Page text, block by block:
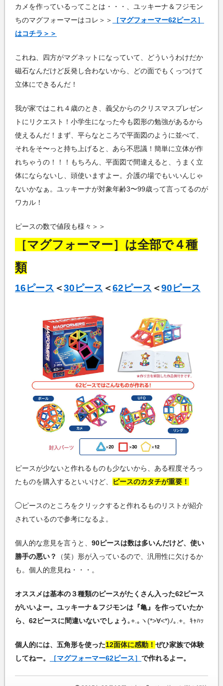
カメを作っているってことは・・・、ユッキーナ＆フジモン
ちのマグフォーマーはコレ＞＞
［マグフォーマー62ピース］
はコチラ＞＞
これね、四方がマグネットになっていて、どういうわけだか
磁石なんだけど反発し合わないから、どの面でもくっつけて
立体にできるんだ！
我が家ではこれ４歳のとき、義父からのクリスマスプレゼン
トにリクエスト！小学生になった今も図形の勉強があるから
使えるんだ！まず、平らなところで平面図のように並べて、
それをそ〜っと持ち上げると、あら不思議！簡単に立体が作
れちゃうの！！！もちろん、平面図で間違えると、うまく立
体にならないし、頭使いますよー。介護の場でもいいんじゃ
ないかなぁ。ユッキーナが対象年齢3〜99歳って言ってるのが
ワカル！
ピースの数で値段も様々＞＞
［マグフォーマー］は全部で４種
類
16ピース ＜30ピース ＜62ピース ＜90ピース
ピースが少ないと作れるものも少ないから、ある程度そろっ
たものを購入するといいけど、
ピースのカタチが重要！
◯ピースのところをクリックすると作れるものリストが紹介
されているので参考になるよ。
個人的な意見を言うと、 90ピースは数は多いんだけど、使い
勝手の悪い？
（笑）形が入っているので、汎用性に欠けるか
も。個人的意見ね・・・。
オススメは基本の３種類のピースがたくさん入った62ピース
がいいよー。ユッキーナ＆フジモンは『亀』を作っていたか
ら、62ピースに間違いないでしょう｡+.｡ヽ(*>∀<*)ﾉ｡.+。ｷｬﾊｯ
個人的には、五角形を使った12面体に感動！ ぜひ家族で体験
してねー。
［マグフォーマー62ピース］ で作れるよー。